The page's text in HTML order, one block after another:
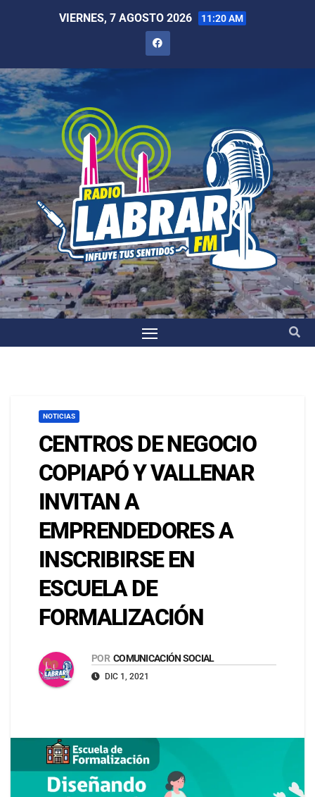
VIERNES, 7 AGOSTO 2026 11:20 AM
NOTICIAS
CENTROS DE NEGOCIO
COPIAPÓ Y VALLENAR
INVITAN A
EMPRENDEDORES A
INSCRIBIRSE EN
ESCUELA DE
FORMALIZACIÓN
POR COMUNICACIÓN SOCIAL
DIC 1, 2021